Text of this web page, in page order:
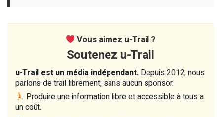
Vous aimez u-Trail ?
Soutenez u-Trail
u-Trail est un média indépendant. Depuis 2012, nous
parlons de trail librement, sans aucun sponsor.
Produire une information libre et accessible à tous a
un coût.